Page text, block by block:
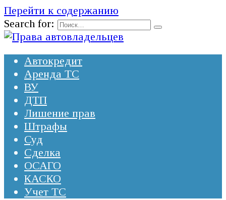
Перейти к содержанию
Search for:
Автокредит
Аренда ТС
ВУ
ДТП
Лишение прав
Штрафы
Суд
Сделка
ОСАГО
КАСКО
Учет ТС